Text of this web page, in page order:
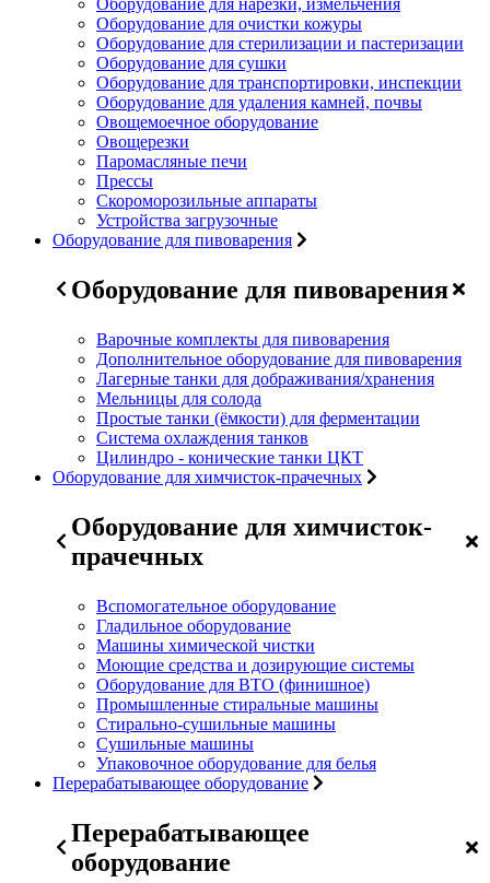
Оборудование для нарезки, измельчения
Оборудование для очистки кожуры
Оборудование для стерилизации и пастеризации
Оборудование для сушки
Оборудование для транспортировки, инспекции
Оборудование для удаления камней, почвы
Овощемоечное оборудование
Овощерезки
Паромасляные печи
Прессы
Скороморозильные аппараты
Устройства загрузочные
Оборудование для пивоварения
Оборудование для пивоварения
Варочные комплекты для пивоварения
Дополнительное оборудование для пивоварения
Лагерные танки для дображивания/хранения
Мельницы для солода
Простые танки (ёмкости) для ферментации
Система охлаждения танков
Цилиндро - конические танки ЦКТ
Оборудование для химчисток-прачечных
Оборудование для химчисток-
прачечных
Вспомогательное оборудование
Гладильное оборудование
Машины химической чистки
Моющие средства и дозирующие системы
Оборудование для ВТО (финишное)
Промышленные стиральные машины
Стирально-сушильные машины
Сушильные машины
Упаковочное оборудование для белья
Перерабатывающее оборудование
Перерабатывающее
оборудование